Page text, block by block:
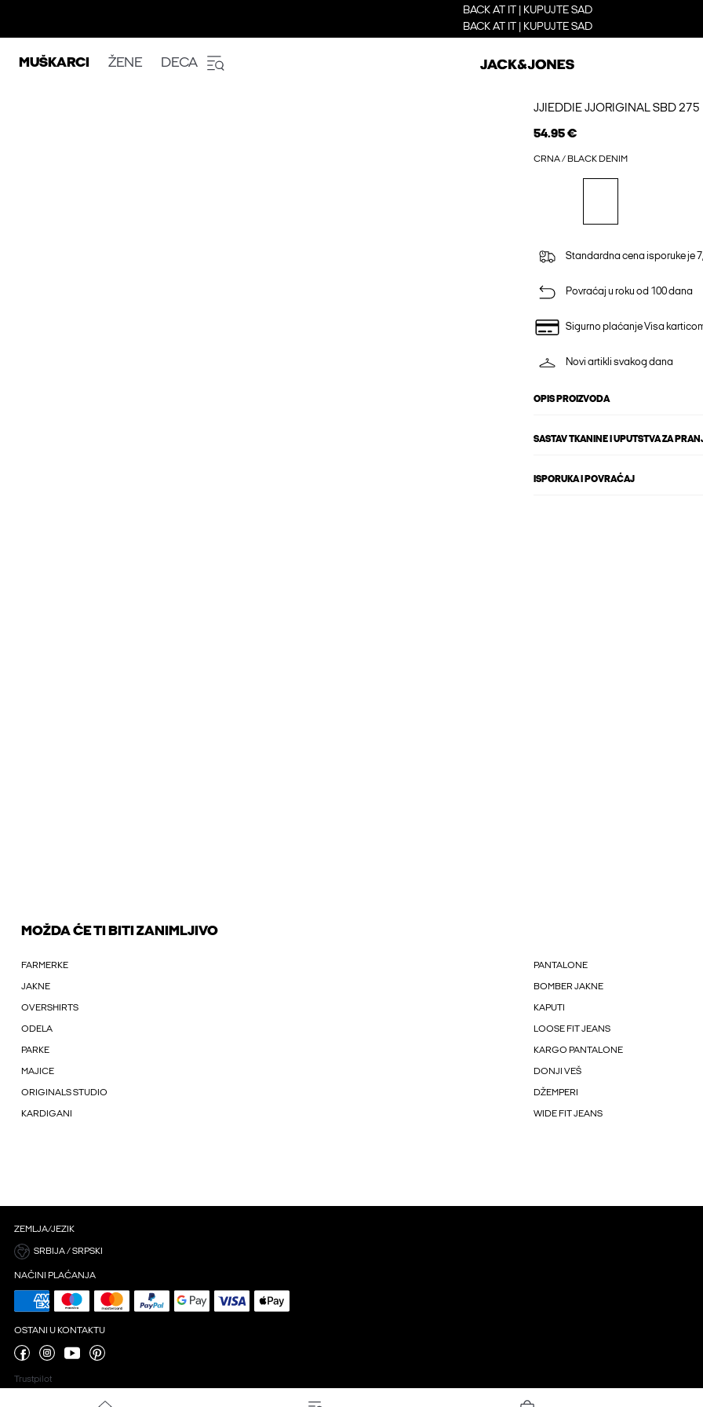
BACK AT IT | KUPUJTE SAD
BACK AT IT | KUPUJTE SAD
MUŠKARCI ŽENE DECA
JJIEDDIE JJORIGINAL SBD
54.95 €
CRNA / BLACK DENIM
Standardna cena isporuke je
Povraćaj u roku od 100 dana
Sigurno plaćanje Visa
Novi artikli svakog dana
OPIS PROIZVODA
SASTAV TKANINE I UPUTSTVA ZA
ISPORUKA I POVRAĆAJ
MOŽDA ĆE TI BITI ZANIMLJIVO
FARMERKE PANTALONE
JAKNE BOMBER JAKNE
OVERSHIRTS KAPUTI
ODELA LOOSE FIT JEANS
PARKE KARGO PANTALONE
MAJICE DONJI VEŠ
ORIGINALS STUDIO DŽEMPERI
KARDIGANI WIDE FIT JEANS
ZEMLJA/JEZIK
SRBIJA / SRPSKI
NAČINI PLAĆANJA
OSTANI U KONTAKTU
Trustpilot